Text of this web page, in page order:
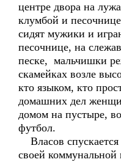
центре двора на
клумбой и
сидят мужики и
песочнице, на
песке, мальчишки
скамейках возле
кто языком, кто
домашних дел
домом на пустыре,
футбол.
Власов
своей